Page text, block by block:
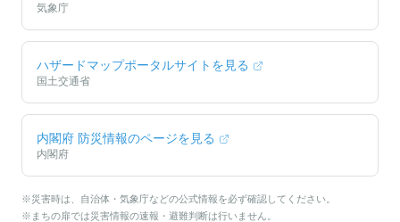
気象庁
ハザードマップポータルサイトを見る
国土交通省
内閣府 防災情報のページを見る
内閣府
※災害時は、自治体・気象庁などの公式情報を必ず確認してください。
※まちの扉では災害情報の速報・避難判断は行いません。